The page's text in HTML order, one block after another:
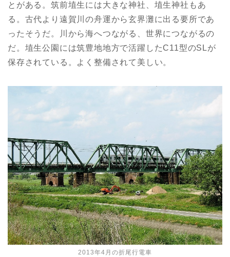
とがある。筑前埴生には大きな神社、埴生神社もあ
る。古代より遠賀川の舟運から玄界灘に出る要所であ
ったそうだ。川から海へつながる、世界につながるの
だ。埴生公園には筑豊地地方で活躍したC11型のSLが
保存されている。よく整備されて美しい。
2013年4月の折尾行電車